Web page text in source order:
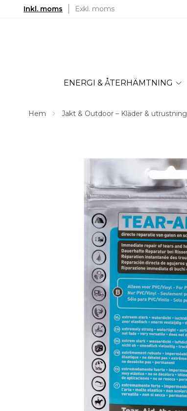
Inkl. moms Exkl. moms
ENERGI & ÅTERHÄMTNING
Hem Jakt & Outdoor – Kläder &